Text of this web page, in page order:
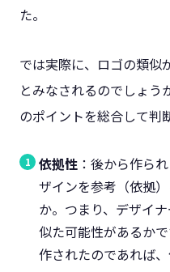
た。
では実際に、ロゴの類似
とみなされるのでしょう
のポイントを総合して判
依拠性 ：後から作ら
ザインを参考（依拠
か。つまり、デザイ
似た可能性があるか
作されたのであれば、